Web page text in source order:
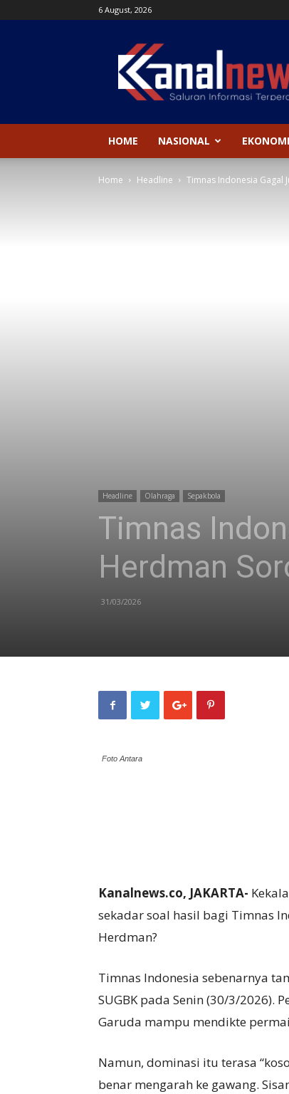
6 August, 2026
Kanal
News
HOME NASIONAL EKONOMI
Home Headline Timnas Indonesia Gagal
Headline Olahraga Sepakbola
Timnas
Herdman
31/03/2026
Foto Antara
Kanalnews.co, JAKARTA-
sekadar soal hasil bagi Timnas
Herdman?
Timnas Indonesia sebenarnya
SUGBK pada Senin (30/3/2026).
Garuda mampu mendikte
Namun, dominasi itu terasa
benar mengarah ke gawang.